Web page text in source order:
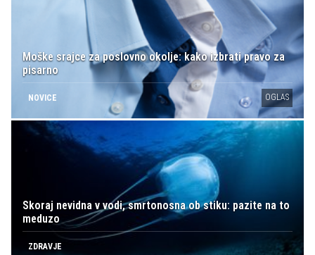
Moške srajce za poslovno okolje: kako izbrati pravo za
pisarno
NOVICE OGLAS
Skoraj nevidna v vodi, smrtonosna ob stiku: pazite na to
meduzo
ZDRAVJE